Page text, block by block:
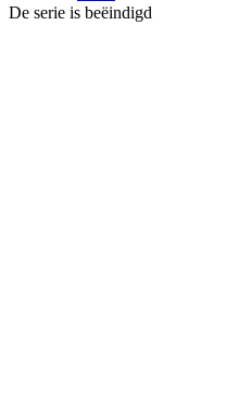
De serie is beëindigd